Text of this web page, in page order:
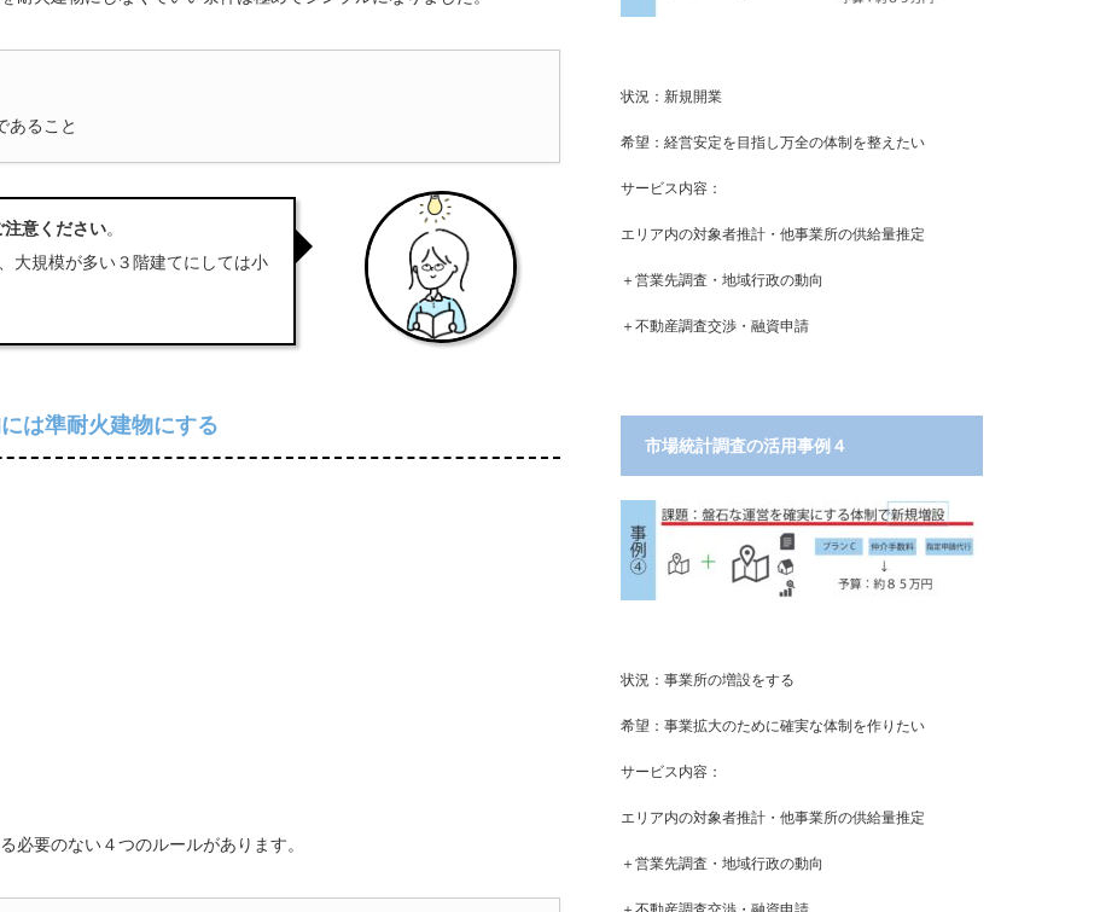
あること
意ください。
大規模が多い３階建てにしては小
は準耐火建物にする
必要のない４つのルールがあります。
状況：新規開業
希望：経営安定を目指し万全の体制を整えたい
サービス内容：
エリア内の対象者推計・他事業所の供給量推定
＋営業先調査・地域行政の動向
＋不動産調査交渉・融資申請
市場統計調査の活用事例４
状況：事業所の増設をする
希望：事業拡大のために確実な体制を作りたい
サービス内容：
エリア内の対象者推計・他事業所の供給量推定
＋営業先調査・地域行政の動向